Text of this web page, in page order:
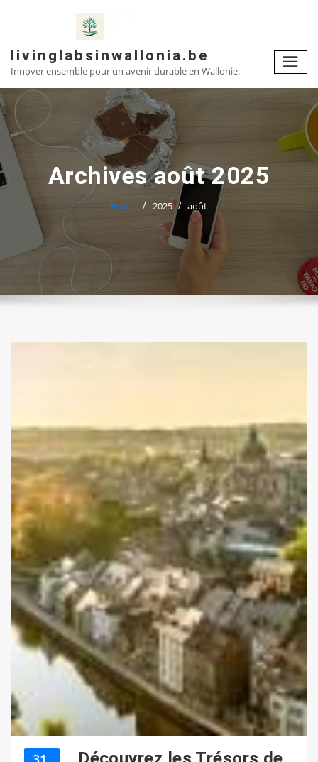
livinglabsinwallonia.be
Innover ensemble pour un avenir durable en Wallonie.
Archives août 2025
Home 2025 août